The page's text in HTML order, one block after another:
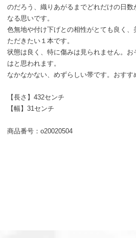
のだろう、織りあがるまでどれだけの日数
なる思いです。
色無地や付け下げとの相性がとても良く
ただきたい１本です。
状態は良く、特に傷みは見られません。
はと思われます。
なかなかない、めずらしい帯です。おすす
【長さ】432センチ
【幅】31センチ
商品番号：o20020504